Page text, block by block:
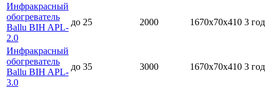
Инфракрасный
обогреватель
Ballu BIH APL-
2.0
до 25 2000 1670х70х410 3
Инфракрасный
обогреватель
Ballu BIH APL-
3.0
до 35 3000 1670х70х410 3